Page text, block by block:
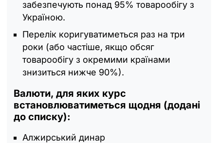
забезпечують понад 95% товарообігу з
Україною.
Перелік коригуватиметься раз на три
роки (або частіше, якщо обсяг
товарообігу з окремими країнами
знизиться нижче 90%).
Валюти, для яких курс
встановлюватиметься щодня (додані
до списку):
Алжирський динар